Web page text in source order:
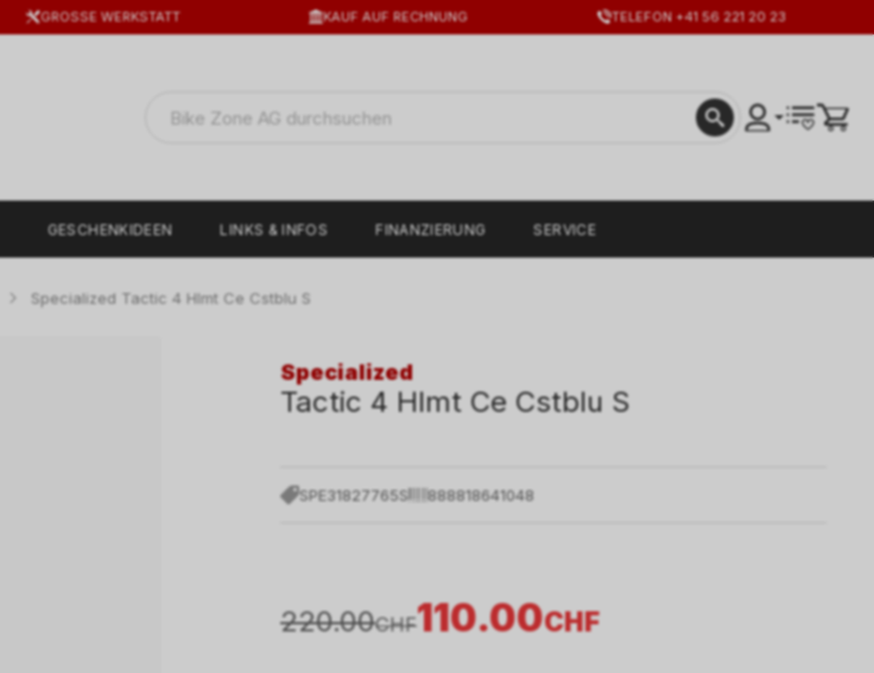
GROSSE WERKSTATT KAUF AUF RECHNUNG TELEFON +41 56 221 20 23
GESCHENKIDEEN LINKS & INFOS FINANZIERUNG SERVICE
Specialized Tactic 4 Hlmt Ce Cstblu S
Specialized
Tactic 4 Hlmt Ce Cstblu S
SPE31827765S 888818641048
110.00CHF
220.00CHF